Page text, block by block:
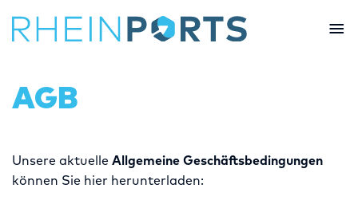
AGB
Unsere aktuelleAllgemeine Geschäftsbedingungen
können Sie hier herunterladen: